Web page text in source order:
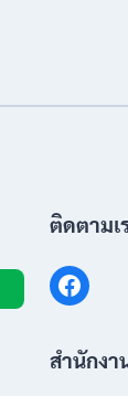
ติดตามเ
สำนักงา